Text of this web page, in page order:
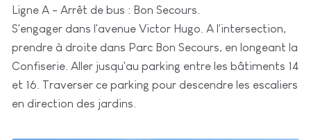
Ligne A - Arrêt de bus : Bon Secours.
S'engager dans l'avenue Victor Hugo. A l'intersection,
prendre à droite dans Parc Bon Secours, en longeant la
Confiserie. Aller jusqu'au parking entre les bâtiments 14
et 16. Traverser ce parking pour descendre les escaliers
en direction des jardins.